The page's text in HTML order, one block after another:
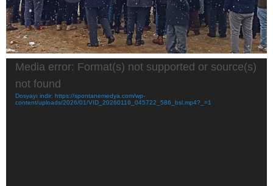
Video
Media error: Format(s) not supported or source(s)
not found
Dosyayı indir: https://spontanemedya.com/wp-
content/uploads/2026/01/VID_20260116_045722_586_bsl.mp4?_=1